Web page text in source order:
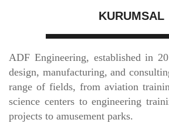
KURUMSAL
ADF Engineering, established in
design, manufacturing, and
range of fields, from aviation
science centers to engineering
projects to amusement parks.